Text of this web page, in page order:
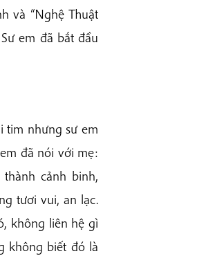
và “Nghệ Thuật
em đã bắt đầu
tim nhưng sư em
đã nói với mẹ:
cảnh binh,
tươi vui, an lạc.
không liên hệ gì
không biết đó là